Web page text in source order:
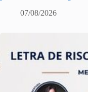
07/08/2026